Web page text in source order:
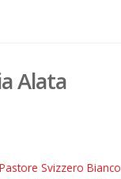
Alata
Pastore Svizzero Bianco